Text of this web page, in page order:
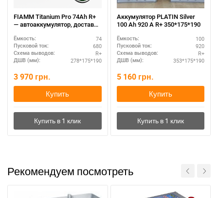
FIAMM Titanium Pro 74Ah R+
— автоаккумулятор, доставка
Ёмкость: 74
Пусковой ток: 680
Схема выводов: R+
ДШВ (мм): 278*175*190
3 970 грн.
Купить
Аккумулятор PLATIN Silver
100 Ah 920 A R+ 350*175*190
Ёмкость: 100
Пусковой ток: 920
Схема выводов: R+
ДШВ (мм): 353*175*190
5 160 грн.
Купить
Рекомендуем посмотреть